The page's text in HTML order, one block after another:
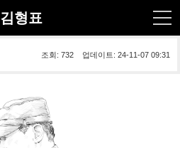
김형표
조회: 732 업데이트: 24-11-07 09:31